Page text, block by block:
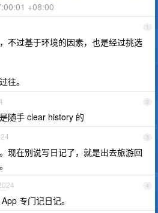
+08:00
1
不过基于环境的因素，也是经过挑选
往。
2
随手 clear history 的
3
现在别说写日记了，就是出去旅游回
4
专门记日记。